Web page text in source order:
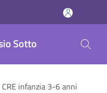
Sotto
CRE infanzia 3-6 anni